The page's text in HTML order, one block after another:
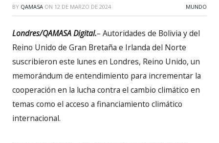
BY QAMASA ON 12 DE MARZO DE 2024 MUNDO
Londres/QAMASA Digital.– Autoridades de Bolivia y del
Reino Unido de Gran Bretaña e Irlanda del Norte
suscribieron este lunes en Londres, Reino Unido, un
memorándum de entendimiento para incrementar la
cooperación en la lucha contra el cambio climático en
temas como el acceso a financiamiento climático
internacional.